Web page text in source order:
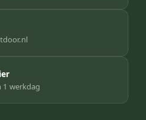
werkdag